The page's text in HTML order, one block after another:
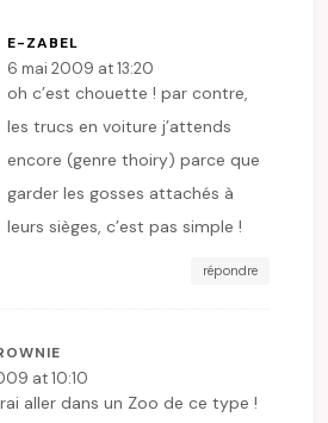
E-ZABEL
6 mai 2009 at 13:20
oh c’est chouette ! par contre,
les trucs en voiture j’attends
encore (genre thoiry) parce que
garder les gosses attachés à
leurs sièges, c’est pas simple !
répondre
at 10:10
aller dans un Zoo de ce type !